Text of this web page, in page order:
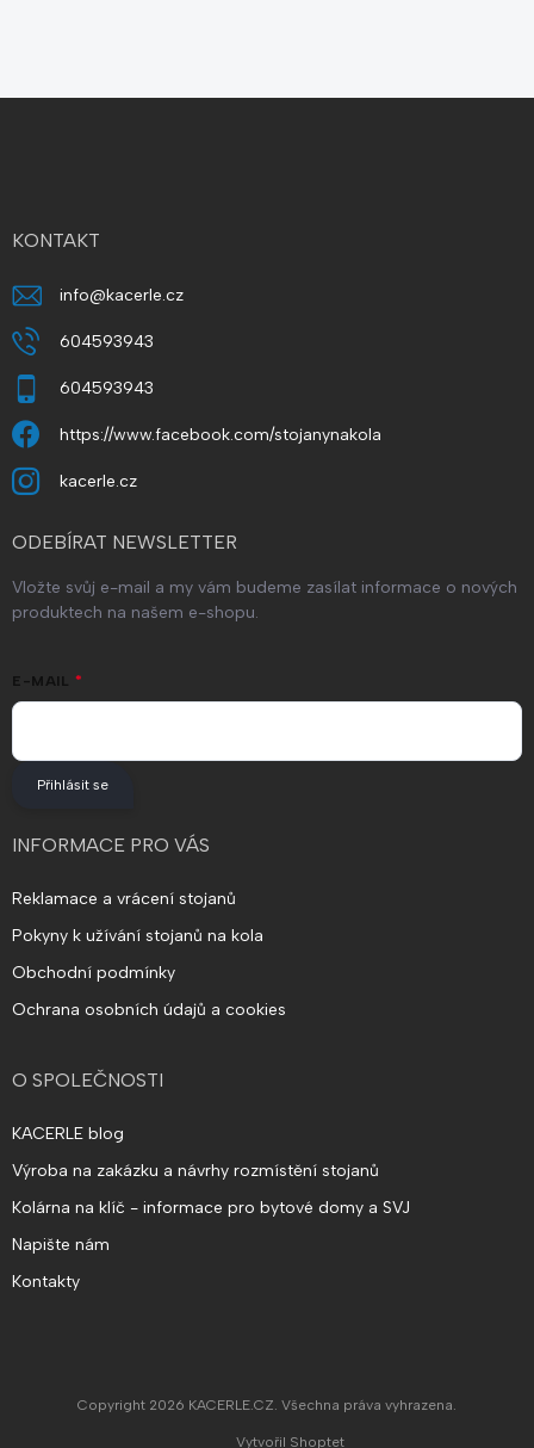
KONTAKT
info@kacerle.cz
604593943
604593943
https://www.facebook.com/stojanynakola
kacerle.cz
ODEBÍRAT NEWSLETTER
Vložte svůj e-mail a my vám budeme zasílat informace o nových
produktech na našem e-shopu.
E-MAIL
Přihlásit se
INFORMACE PRO VÁS
Reklamace a vrácení stojanů
Pokyny k užívání stojanů na kola
Obchodní podmínky
Ochrana osobních údajů a cookies
O SPOLEČNOSTI
KACERLE blog
Výroba na zakázku a návrhy rozmístění stojanů
Kolárna na klíč - informace pro bytové domy a SVJ
Napište nám
Kontakty
Vytvořil Shoptet
Copyright 2026 KACERLE.CZ. Všechna práva vyhrazena.